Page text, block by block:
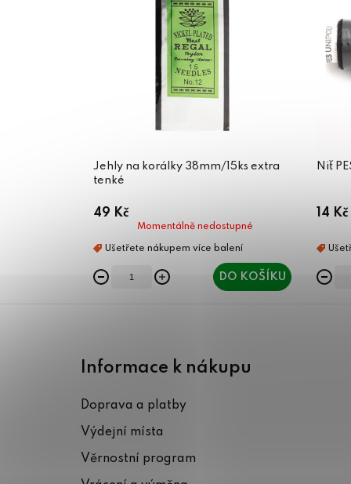
Jehly na korálky 38mm/15ks extra
tenké
49 Kč
Momentálně nedostupné
DO KOŠÍKU
Niť
14 Kč
Informace k nákupu
Doprava a platby
Výdejní místa
Věrnostní program